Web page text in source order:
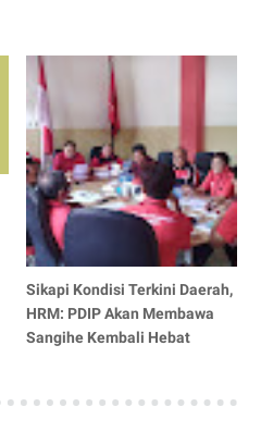
Sikapi Kondisi Terkini Daerah,
HRM: PDIP Akan Membawa
Sangihe Kembali Hebat